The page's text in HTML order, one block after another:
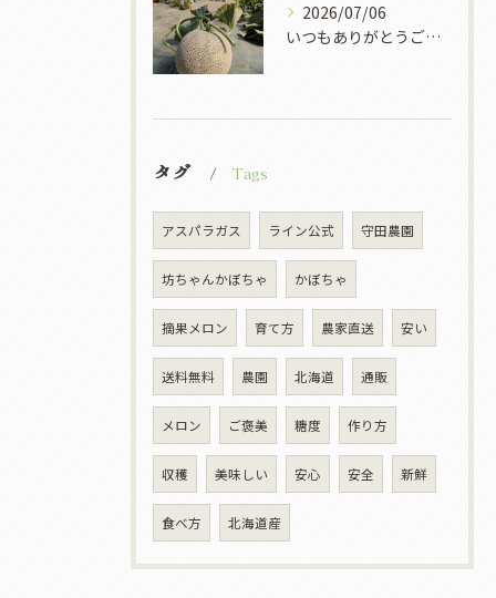
2026/07/06
いつもありがとうございます！
タグ Tags
アスパラガス ライン公式 守田農園
坊ちゃんかぼちゃ かぼちゃ
摘果メロン 育て方 農家直送 安い
送料無料 農園 北海道 通販
メロン ご褒美 糖度 作り方
収穫 美味しい 安心 安全 新鮮
食べ方 北海道産